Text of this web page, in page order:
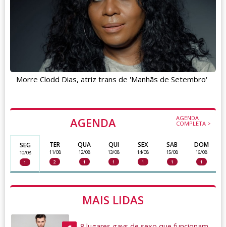
AGENDA AGENDA
COMPLETA >
SEG
10/08
1
TER
11/08
2
QUA
12/08
1
QUI
13/08
1
SEX
14/08
1
SAB
15/08
1
DOM
16/08
1
MAIS LIDAS
Morre Clodd Dias, atriz trans de 'Manhãs de Setembro'